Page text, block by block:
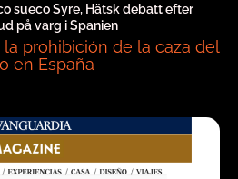
sueco Syre, Hätsk debatt efter
på varg i Spanien
prohibición de la caza del
en España